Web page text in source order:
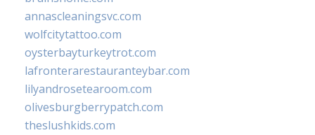
annascleaningsvc.com
wolfcitytattoo.com
oysterbayturkeytrot.com
lafronterarestauranteybar.com
lilyandrosetearoom.com
olivesburgberrypatch.com
theslushkids.com